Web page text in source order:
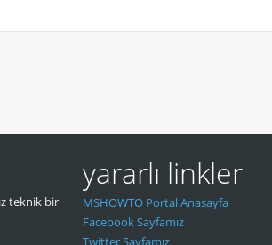
teknik bir
yararlı linkler
MSHOWTO Portal Anasayfa
Facebook Sayfamız
Twitter Sayfamız